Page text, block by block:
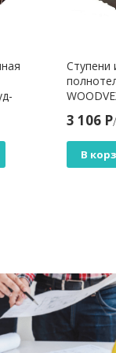
Ступени
3 106 Р
В